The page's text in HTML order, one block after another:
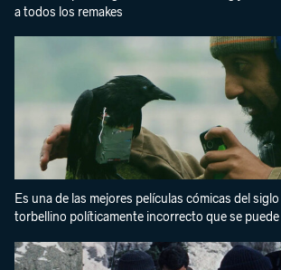
a todos los remakes
Es una de las mejores películas cómicas del
torbellino políticamente incorrecto que se puede